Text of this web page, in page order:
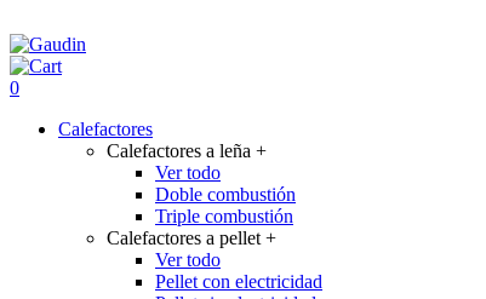
0
Calefactores
Calefactores a leña +
Ver todo
Doble combustión
Triple combustión
Calefactores a pellet +
Ver todo
Pellet con electricidad